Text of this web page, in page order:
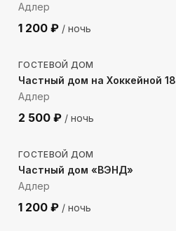
Адлер
1 200 ₽ / ночь
914м до моря
ГОСТЕВОЙ ДОМ
Частный дом на Хоккейной 18
Адлер
2 500 ₽ / ночь
318м до моря
ГОСТЕВОЙ ДОМ
Частный дом «ВЭНД»
Адлер
1 200 ₽ / ночь
493 м до моря